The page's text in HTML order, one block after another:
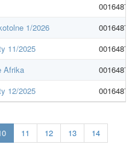
00164879
1/2026
00164879
11/2025
00164879
Afrika
00164879
12/2025 00164879
Aktuálna
stránka
11 12 13
14